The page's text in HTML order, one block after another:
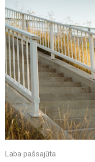
Laba pašsajūta